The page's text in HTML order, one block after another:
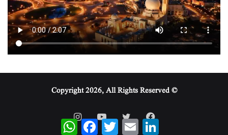
© Copyright 2026, All Rights Reserved
WhatsAppFacebookTwitterEmail
LinkedIn